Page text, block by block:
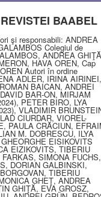
BAABEL
şi responsabili: ANDREA
Colegiul de
ANDREA
HAVA OREN, Cap
Autori în ordine
ADLER, IRINA AIRINEI,
BAICAN, ANDREI
BAR-ON, MIRJAM
PETER BIRO, LYA
VLADIMIR
CIURDAR, VIOREL-
PAULA CRĂCIUN,
M. DOBRESCU, ILYA
EISIKOVITS
EIZIKOVITS, TIBERIU
SIMONA FUCHS,
DORIAN GALBINSKI,
TIBERIU
GHEŢ, ANDREA
GHIŢĂ, EVA GROSZ,